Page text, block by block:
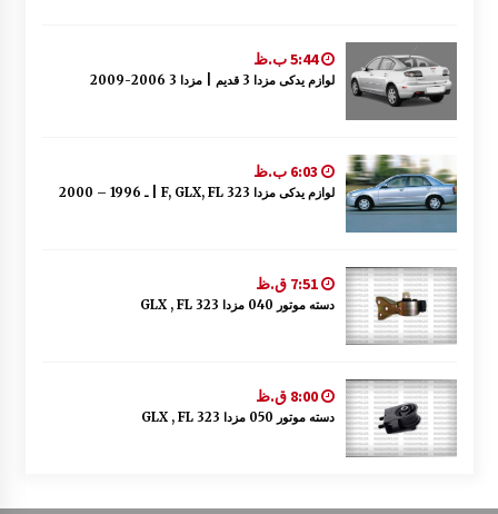
5:44 ب.ظ
لوازم یدکی مزدا 3 قدیم | مزدا 3 2006-2009
لوازم یدکی مزدا 323 F, GLX, FL | ـ 1996 – 2000
7:51 ق.ظ
دسته موتور 040 مزدا 323 GLX , FL
8:00 ق.ظ
دسته موتور 050 مزدا 323 GLX , FL